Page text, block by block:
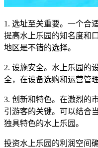
1. 选址至关重要。一个合
提高水上乐园的知名度和
地区是不错的选择。
2. 设施安全。水上乐园的
全，在设备选购和运营管
3. 创新和特色。在激烈的
引游客的关键。可以结合
独具特色的水上乐园。
投资水上乐园的利润空间